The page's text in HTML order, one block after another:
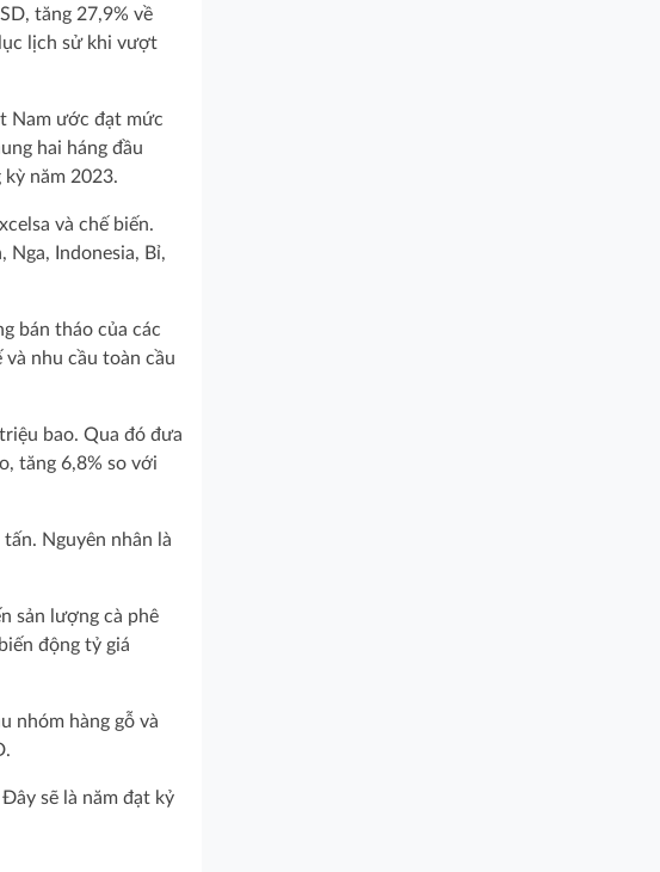
tăng 27,9% về
lịch sử khi vượt
Nam ước đạt mức
hai háng đầu
năm 2023.
và chế biến.
Nga, Indonesia, Bỉ,
bán tháo của các
nhu cầu toàn cầu
bao. Qua đó đưa
tăng 6,8% so với
Nguyên nhân là
sản lượng cà phê
động tỷ giá
nhóm hàng gỗ và
sẽ là năm đạt kỷ